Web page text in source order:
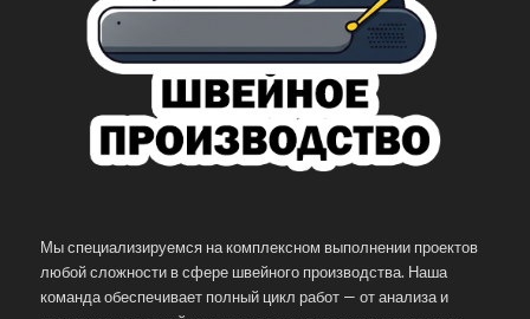
Мы специализируемся на комплексном выполнении проектов
любой сложности в сфере швейного производства. Наша
команда обеспечивает полный цикл работ — от анализа и